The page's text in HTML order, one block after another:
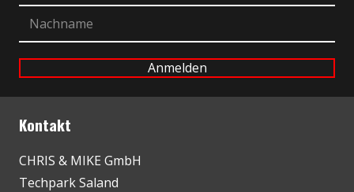
Kontakt
CHRIS & MIKE GmbH
Techpark Saland